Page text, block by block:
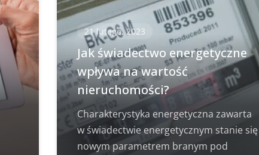
21 lutego, 2023
Jak świadectwo energetyczne
wpływa na wartość
nieruchomości?
Charakterystyka energetyczna zawarta
w świadectwie energetycznym stanie się
nowym parametrem branym pod